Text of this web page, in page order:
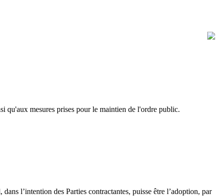
qu'aux mesures prises pour le maintien de l'ordre public.
l’intention des Parties contractantes, puisse être l’adoption, par